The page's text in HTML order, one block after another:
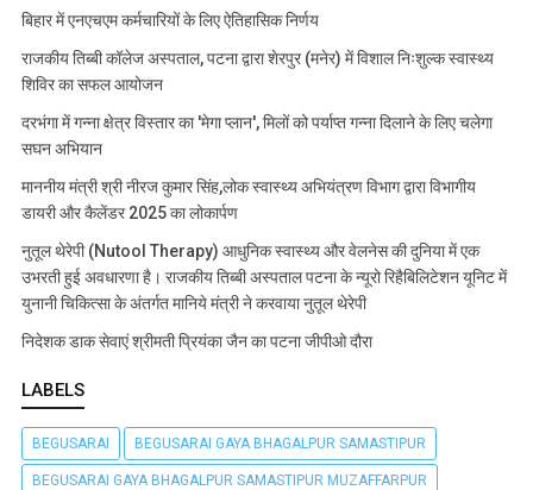
बिहार में एनएचएम कर्मचारियों के लिए ऐतिहासिक निर्णय
राजकीय तिब्बी कॉलेज अस्पताल, पटना द्वारा शेरपुर (मनेर) में विशाल निःशुल्क स्वास्थ्य
शिविर का सफल आयोजन
दरभंगा में गन्ना क्षेत्र विस्तार का 'मेगा प्लान', मिलों को पर्याप्त गन्ना दिलाने के लिए चलेगा
सघन अभियान
माननीय मंत्री श्री नीरज कुमार सिंह,लोक स्वास्थ्य अभियंत्रण विभाग द्वारा विभागीय
डायरी और कैलेंडर 2025 का लोकार्पण
नुतूल थेरेपी (Nutool Therapy) आधुनिक स्वास्थ्य और वेलनेस की दुनिया में एक
उभरती हुई अवधारणा है। राजकीय तिब्बी अस्पताल पटना के न्यूरो रिहैबिलिटेशन यूनिट में
युनानी चिकित्सा के अंतर्गत मानिये मंत्री ने करवाया नुतूल थेरेपी
निदेशक डाक सेवाएं श्रीमती प्रियंका जैन का पटना जीपीओ दौरा
LABELS
BEGUSARAI BEGUSARAI GAYA BHAGALPUR SAMASTIPUR
BEGUSARAI GAYA BHAGALPUR SAMASTIPUR MUZAFFARPUR